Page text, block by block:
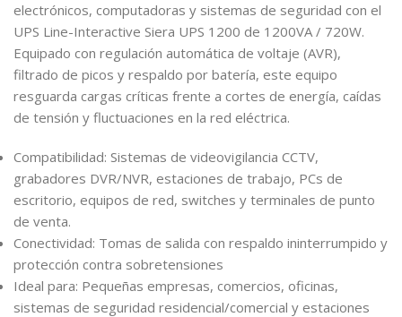
electrónicos, computadoras y sistemas de seguridad con el
UPS Line-Interactive Siera UPS 1200 de 1200VA / 720W.
Equipado con regulación automática de voltaje (AVR),
filtrado de picos y respaldo por batería, este equipo
resguarda cargas críticas frente a cortes de energía, caídas
de tensión y fluctuaciones en la red eléctrica.
Compatibilidad: Sistemas de videovigilancia CCTV,
grabadores DVR/NVR, estaciones de trabajo, PCs de
escritorio, equipos de red, switches y terminales de punto
de venta.
Conectividad: Tomas de salida con respaldo ininterrumpido y
protección contra sobretensiones
Ideal para: Pequeñas empresas, comercios, oficinas,
sistemas de seguridad residencial/comercial y estaciones